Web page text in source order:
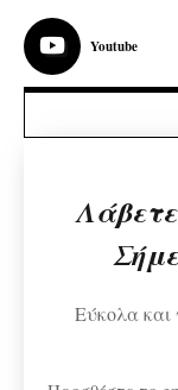
Youtube
Εύκολα και